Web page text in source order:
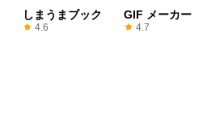
しまうまブック
4.6
GIF メーカー
4.7